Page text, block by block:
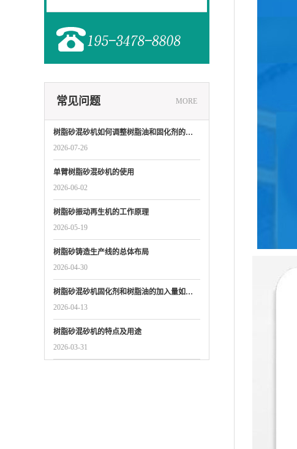
常见问题 MORE
树脂砂混砂机如何调整树脂油和固化剂的…
2026-07-26
单臂树脂砂混砂机的使用
2026-06-02
树脂砂振动再生机的工作原理
2026-05-19
树脂砂铸造生产线的总体布局
2026-04-30
树脂砂混砂机固化剂和树脂油的加入量如…
2026-04-13
树脂砂混砂机的特点及用途
2026-03-31